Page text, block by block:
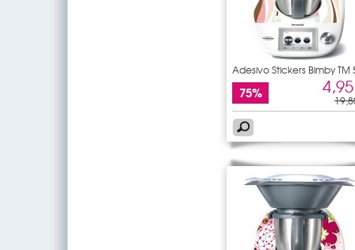
Adesivo Stickers Bimby TM
75%